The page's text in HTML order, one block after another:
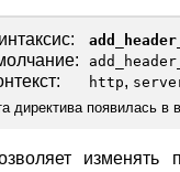
http,
директива появилась в
изменять